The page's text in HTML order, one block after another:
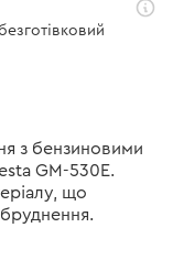
з бензиновими
GM-530E.
що